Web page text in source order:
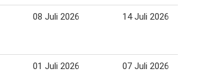
08 Juli 2026 14 Juli 2026
01 Juli 2026 07 Juli 2026